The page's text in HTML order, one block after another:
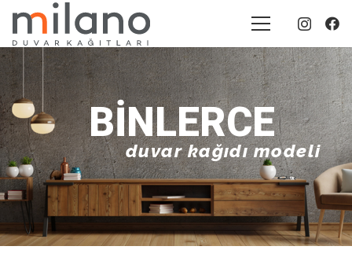
BINLERCE
duvar kağıdı modeli